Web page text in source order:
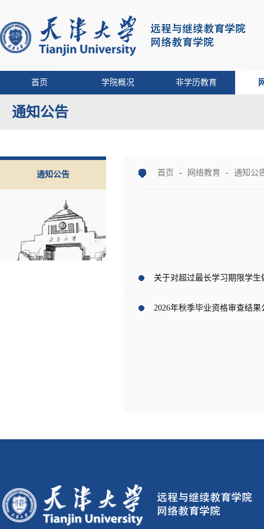
首页 学院概况 非学历教育
通知公告
首页 - 网络教育 - 通知公
关于对超过最长学习期限学
2026年秋季毕业资格审查结果
通知公告